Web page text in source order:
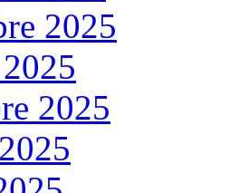
2025
2025